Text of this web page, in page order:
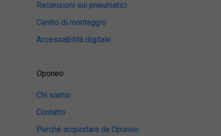
Recensioni sui pneumatici
Centro di montaggio
Accessabilità digitale
Oponeo
Chi siamo
Contatto
Perché acquistare da Oponeo